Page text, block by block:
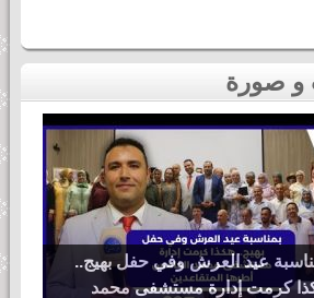
عيد العرش وفي حفل بهيج..
كرمت إدارة مستشفى محمد